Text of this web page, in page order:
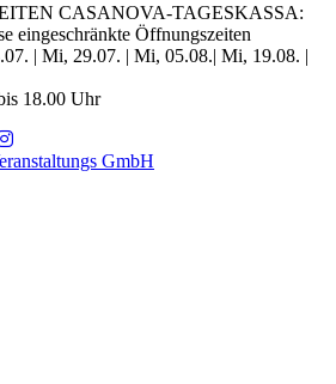
CASANOVA-TAGESKASSA:
eingeschränkte Öffnungszeiten
| Mi, 29.07. | Mi, 05.08.| Mi, 19.08. |
18.00 Uhr
GmbH